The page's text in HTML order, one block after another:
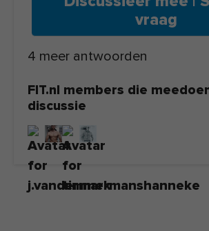
vraag
4 meer antwoorden
FIT.nl members die
discussie